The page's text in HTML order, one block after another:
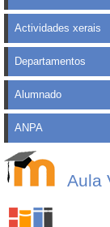
Actividades xerais
Departamentos
Alumnado
ANPA
Aula